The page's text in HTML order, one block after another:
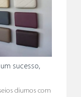
sucesso,
diurnos com